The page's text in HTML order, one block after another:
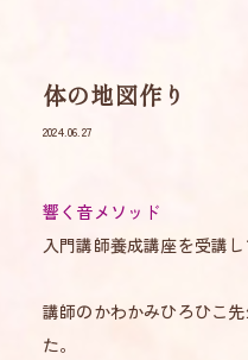
体の地図作り
2024.06.27
響く音メソッド
入門講師養成講座を受講し
講師のかわかみひろひこ
た。